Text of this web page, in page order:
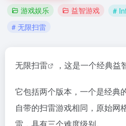
游戏娱乐 益智游戏
#
# 无限扫雷
无限扫雷 ，这是一个经典益
它包括两个版本，一个是经典
自带的扫雷游戏相同，原始网